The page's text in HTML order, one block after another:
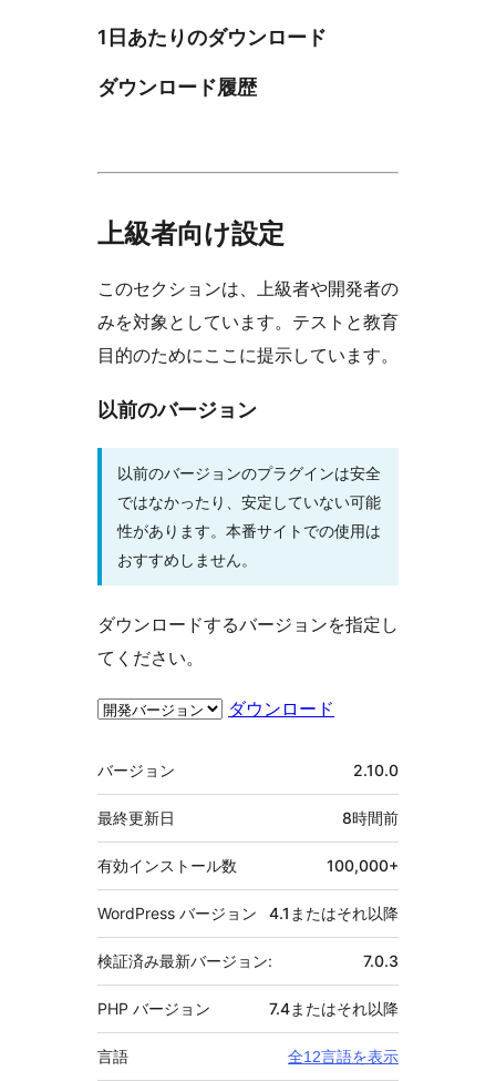
1日あたりのダウンロード
ダウンロード履歴
上級者向け設定
このセクションは、上級者や開発者の
みを対象としています。テストと教育
目的のためにここに提示しています。
以前のバージョン
以前のバージョンのプラグインは安全
ではなかったり、安定していない可能
性があります。本番サイトでの使用は
おすすめしません。
ダウンロードするバージョンを指定し
てください。
ダウンロード
メ
タ
バージョン 2.10.0
最終更新日 8時間前
有効インストール数 100,000+
WordPress バージョン 4.1またはそれ以降
検証済み最新バージョン: 7.0.3
PHP バージョン 7.4またはそれ以降
言語 全12言語を表示